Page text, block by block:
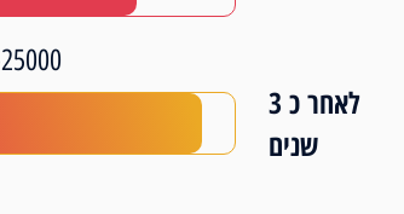
25000-₪18,000
לאחר כ 3
שנים